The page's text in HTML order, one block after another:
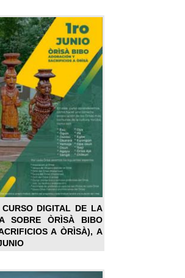
DIGITAL DE LA
SOBRE ÒRÌSÀ BIBO
A ÒRÌSÀ), A